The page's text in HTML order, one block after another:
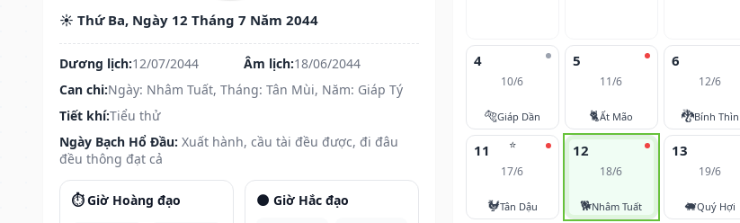
☀️ Thứ Ba, Ngày 12 Tháng 7 Năm 2044
Dương lịch:12/07/2044 Âm lịch:18/06/2044
Can chi:Ngày: Nhâm Tuất, Tháng: Tân Mùi, Năm: Giáp Tý
Tiết khí:Tiểu thử
Ngày Bạch Hổ Đầu: Xuất hành, cầu tài đều được, đi đâu
đều thông đạt cả
⏱️ Giờ Hoàng đạo 🌑 Giờ Hắc đạo
4
10/6
🐅Giáp Dần
5
11/6
🐈Ất Mão
6
12/6
🐉Bính Thìn
⭐
11
17/6
🐓Tân Dậu
12
18/6
🐕Nhâm Tuất
13
19/6
🐖Quý Hợi